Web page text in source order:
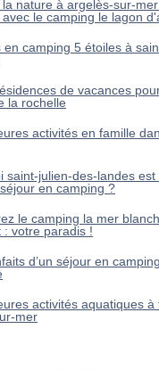
nature à argelès-sur-
le camping le lagon
en camping 5 étoiles à
de vacances
la rochelle
activités en famille
saint-julien-des-landes est
en camping ?
le camping la mer
: votre paradis !
d’un séjour en camping
activités aquatiques à
mer